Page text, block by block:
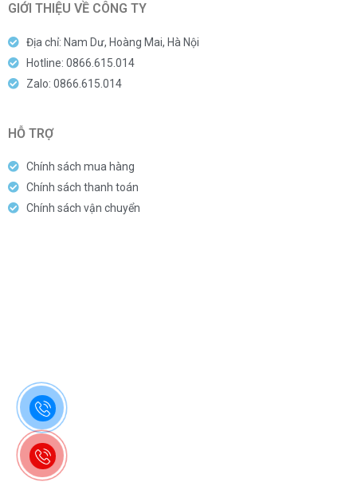
GIỚI THIỆU VỀ CÔNG TY
Địa chỉ: Nam Dư, Hoàng Mai, Hà Nội
Hotline: 0866.615.014
Zalo: 0866.615.014
HỖ TRỢ
Chính sách mua hàng
Chính sách thanh toán
Chính sách vận chuyển